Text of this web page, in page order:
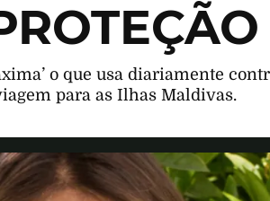
o que usa diariamente
para as Ilhas Maldivas.